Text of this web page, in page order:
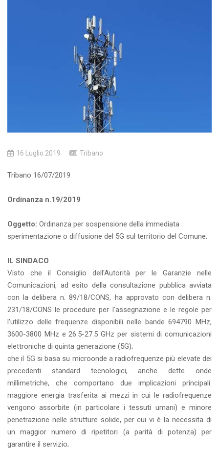
16 Luglio 2019 Tribano
Tribano 16/07/2019
Ordinanza n.19/2019
Oggetto: Ordinanza per sospensione della immediata
sperimentazione o diffusione del 5G sul territorio del Comune.
IL SINDACO
Visto che il Consiglio dell'Autorità per le Garanzie nelle
Comunicazioni, ad esito della consultazione pubblica avviata
con la delibera n. 89/18/CONS, ha approvato con delibera n.
231/18/CONS le procedure per l'assegnazione e le regole per
l'utilizzo delle frequenze disponibili nelle bande 694­790 MHz,
3600-3800 MHz e 26.5-27.5 GHz per sistemi di comunicazioni
elettroniche di quinta generazione (5G);
che il 5G si basa su microonde a radiofrequenze più elevate dei
precedenti standard tecnologici, anche dette onde
millimetriche, che comportano due implicazioni principali:
maggiore energia trasferita ai mezzi in cui le radiofrequenze
vengono assorbite (in particolare i tessuti umani) e minore
penetrazione nelle strutture solide, per cui vi è la necessita di
un maggior numero di ripetitori (a parità di potenza) per
garantire il servizio;